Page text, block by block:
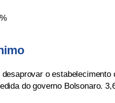
o
do governo Bolsonaro.